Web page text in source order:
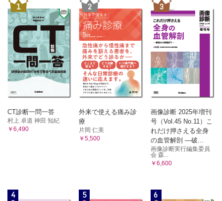
1
CT診断一問一答
村上 卓道 神田 知紀
￥6,490
2
外来で使える痛み診
療
片岡 仁美
￥5,500
3
画像診断 2025年増刊
号（Vol.45 No.11）こ
れだけ押さえる全身
の血管解剖 ―破...
画像診断実行編集委員
会 森...
￥6,600
4 5 6